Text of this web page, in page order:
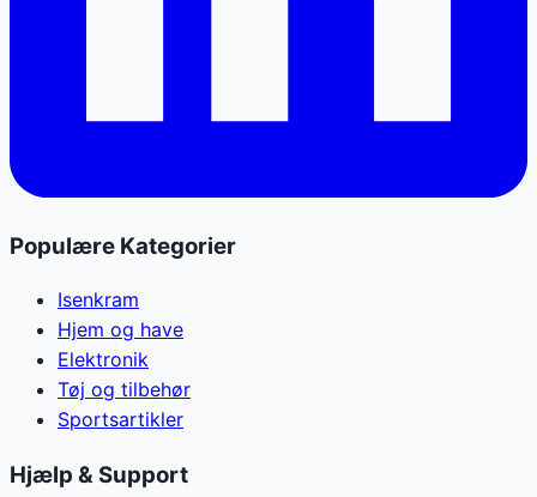
Populære Kategorier
Isenkram
Hjem og have
Elektronik
Tøj og tilbehør
Sportsartikler
Hjælp & Support